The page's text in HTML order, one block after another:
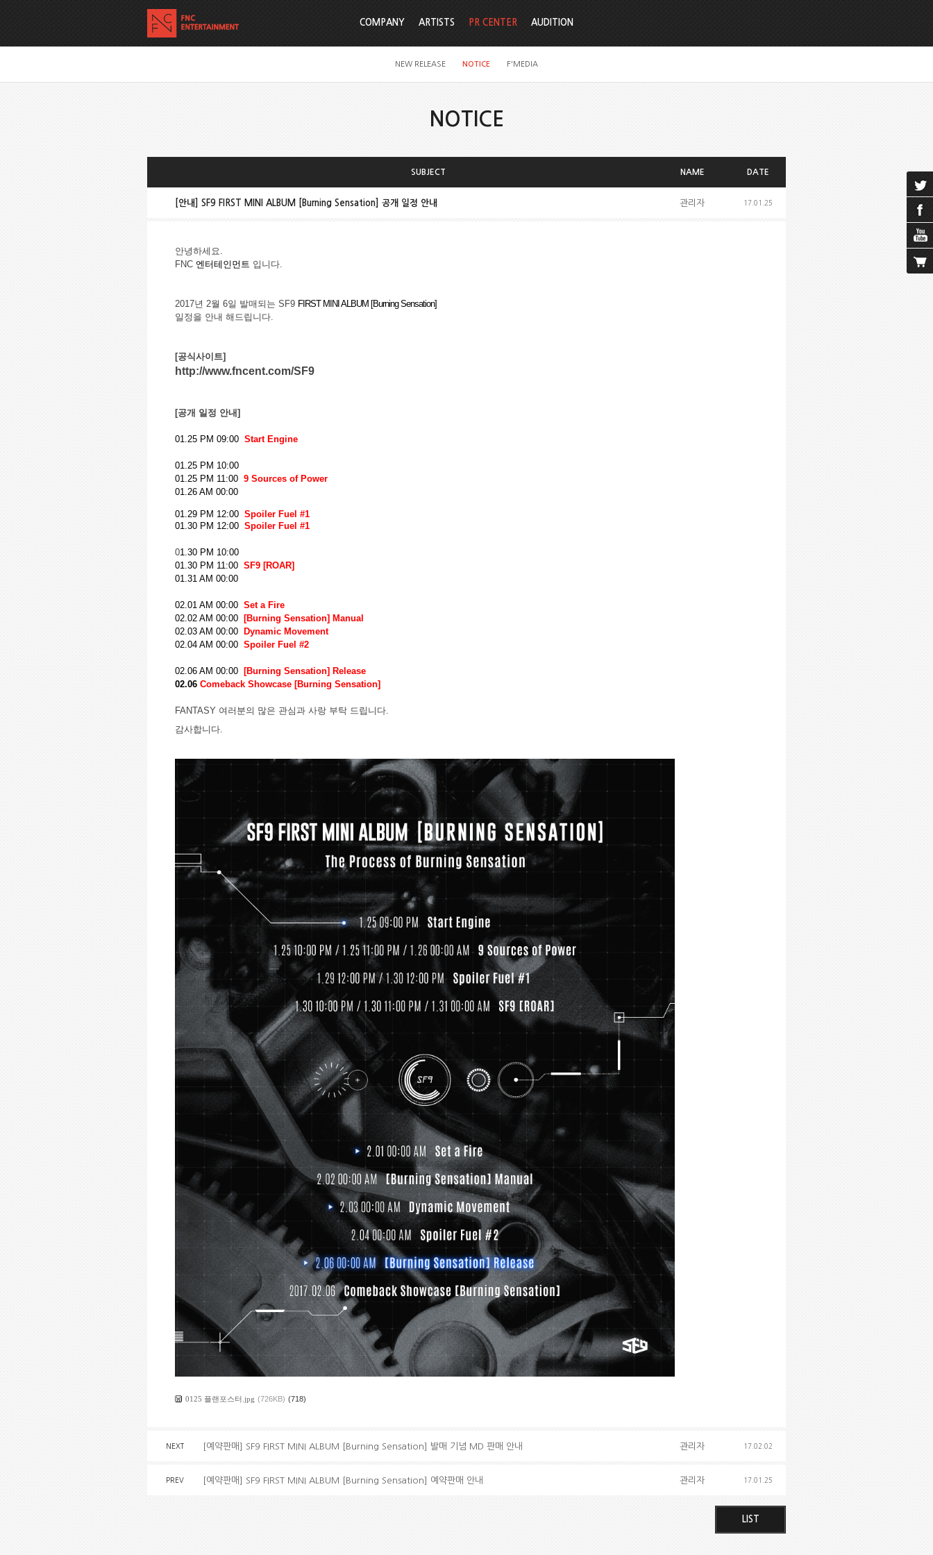
COMPANY ARTISTS PR CENTER
NEW RELEASE NOTICE F'MEDIA
AUDITION
NOTICE
SUBJECT NAME DATE
[안내] SF9 FIRST MINI ALBUM [Burning Sensation] 공개 일정 안내 관리자 17.01.25
안녕하세요.
FNC 엔터테인먼트 입니다.
2017년 2월 6일 발매되는 SF9 FIRST MINI ALBUM [Burning Sensation]
일정을 안내 해드립니다.
[공식사이트]
http://www.fncent.com/SF9
[공개 일정 안내]
01.25 PM 09:00 Start Engine
01.25 PM 10:00
01.25 PM 11:00 9 Sources of Power
01.26 AM 00:00
01.29 PM 12:00 Spoiler Fuel #1
01.30 PM 12:00 Spoiler Fuel #1
01.30 PM 10:00
01.30 PM 11:00 SF9 [ROAR]
01.31 AM 00:00
02.01 AM 00:00 Set a Fire
02.02 AM 00:00
[Burning Sensation] Manual
02.03 AM 00:00
Dynamic Movement
02.04 AM 00:00 Spoiler Fuel #2
02.06 AM 00:00
[Burning Sensation] Release
02.06 Comeback Showcase [Burning Sensation]
FANTASY 여러분의 많은 관심과 사랑 부탁 드립니다.
감사합니다.
0125 플랜포스터.jpg (726KB) (718)
NEXT [예약판매] SF9 FIRST MINI ALBUM [Burning Sensation] 발매 기념 MD 판매 안내 관리자 17.02.02
PREV [예약판매] SF9 FIRST MINI ALBUM [Burning Sensation] 예약판매 안내 관리자 17.01.25
LIST